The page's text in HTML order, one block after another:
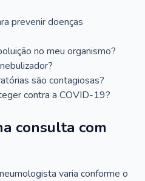
prevenir doenças
no meu organismo?
são contagiosas?
contra a COVID-19?
consulta com
varia conforme o